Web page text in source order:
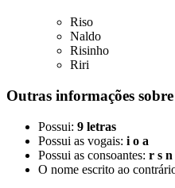
Riso
Naldo
Risinho
Riri
Outras informações sobre
Possui: 9 letras
Possui as vogais: i o a
Possui as consoantes: r s n
O nome escrito ao